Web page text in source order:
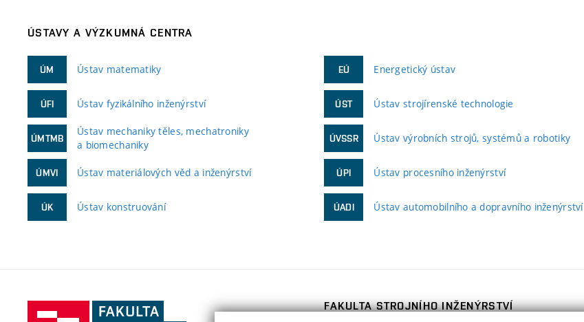
ÚSTAVY A VÝZKUMNÁ CENTRA
ÚM Ústav matematiky
ÚFI Ústav fyzikálního inženýrství
ÚMTMB
Ústav mechaniky těles, mechatroniky
a biomechaniky
ÚMVI Ústav materiálových věd a inženýrství
ÚK Ústav konstruování
EÚ Energetický ústav
ÚST Ústav strojírenské technologie
ÚVSSR Ústav výrobních strojů, systémů a robotiky
ÚPI Ústav procesního inženýrství
ÚADI Ústav automobilního a dopravního inženýrství
Fakulta
FAKULTA STROJNÍHO INŽENÝRSTVÍ